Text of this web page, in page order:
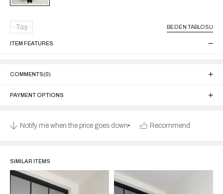
Taş BEDEN TABLOSU
ITEM FEATURES
COMMENTS(0)
PAYMENT OPTIONS
Notify me when the price goes down Recommend
SIMILAR ITEMS